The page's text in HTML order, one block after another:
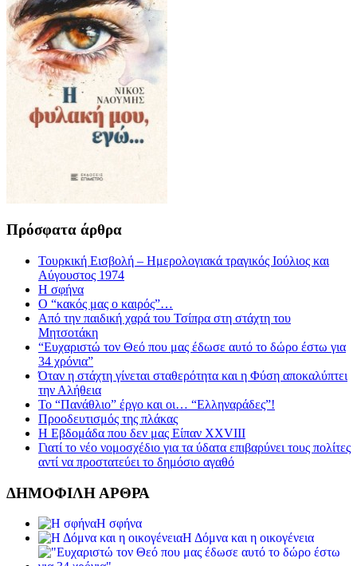
Πρόσφατα άρθρα
Τουρκική Εισβολή – Ημερολογιακά τραγικός Ιούλιος και
Αύγουστος 1974
Η σφήνα
Ο “κακός μας ο καιρός”…
Από την παιδική χαρά του Τσίπρα στη στάχτη του
Μητσοτάκη
“Ευχαριστώ τον Θεό που μας έδωσε αυτό το δώρο έστω για
34 χρόνια”
Όταν η στάχτη γίνεται σταθερότητα και η Φύση αποκαλύπτει
την Αλήθεια
Το “Πανάθλιο” έργο και οι… “Ελληναράδες”!
Προοδευτισμός της πλάκας
Η Εβδομάδα που δεν μας Είπαν XXVIII
Γιατί το νέο νομοσχέδιο για τα ύδατα επιβαρύνει τους πολίτες
αντί να προστατεύει το δημόσιο αγαθό
ΔΗΜΟΦΙΛΗ ΑΡΘΡΑ
Η σφήνα
Η Δόμνα και η οικογένεια